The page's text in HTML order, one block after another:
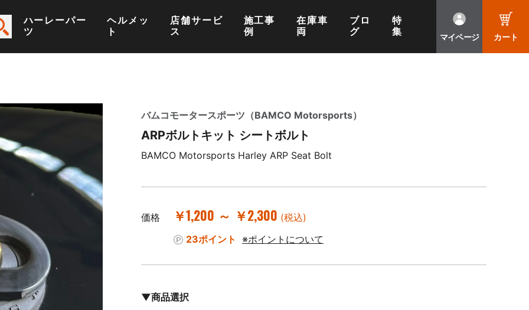
ハーレーパー
ツ
ヘルメッ
ト
店舗サービ
ス
施工事
例
在庫車
両
ブロ
グ
特
集
マイページ カート
バムコモータースポーツ（BAMCO Motorsports）
ARPボルトキット シートボルト
BAMCO Motorsports Harley ARP Seat Bolt
価格 ￥1,200 ～ ￥2,300 (税込)
23ポイント
※ポイントについて
▼商品選択